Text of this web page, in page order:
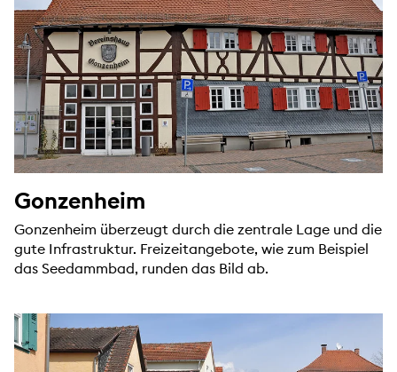
Gonzenheim
Gonzenheim überzeugt durch die zentrale Lage und die
gute Infrastruktur. Freizeitangebote, wie zum Beispiel
das Seedammbad, runden das Bild ab.